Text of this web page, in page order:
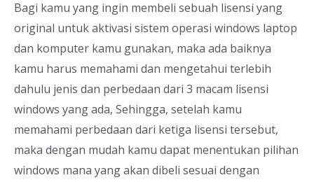
Bagi kamu yang ingin membeli sebuah lisensi yang
original untuk aktivasi sistem operasi windows laptop
dan komputer kamu gunakan, maka ada baiknya
kamu harus memahami dan mengetahui terlebih
dahulu jenis dan perbedaan dari 3 macam lisensi
windows yang ada, Sehingga, setelah kamu
memahami perbedaan dari ketiga lisensi tersebut,
maka dengan mudah kamu dapat menentukan pilihan
windows mana yang akan dibeli sesuai dengan